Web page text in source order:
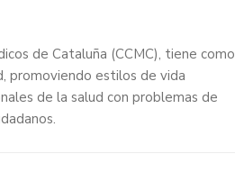
de Cataluña (CCMC), tiene como
promoviendo estilos de vida
de la salud con problemas de